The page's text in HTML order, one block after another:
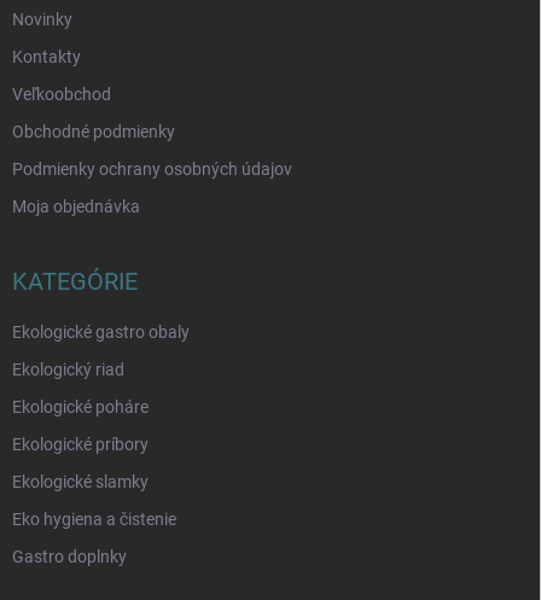
Novinky
Kontakty
Veľkoobchod
Obchodné podmienky
Podmienky ochrany osobných údajov
Moja objednávka
KATEGÓRIE
Ekologické gastro obaly
Ekologický riad
Ekologické poháre
Ekologické príbory
Ekologické slamky
Eko hygiena a čistenie
Gastro doplnky